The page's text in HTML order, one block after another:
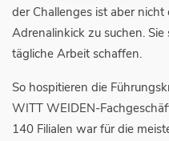
der Challenges ist aber
Adrenalinkick zu suchen.
tägliche Arbeit schaffen.
So hospitieren die
WITT WEIDEN-
140 Filialen war für die